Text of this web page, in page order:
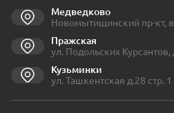
Медведково
Новомытищинский пр-кт,
Пражская
ул. Подольских Курсантов,
Кузьминки
ул. Ташкентская д.28 стр. 1